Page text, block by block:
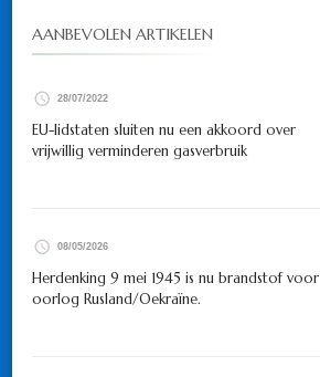
AANBEVOLEN ARTIKELEN
28/07/2022
EU-lidstaten sluiten nu een akkoord over
vrijwillig verminderen gasverbruik
08/05/2026
Herdenking 9 mei 1945 is nu brandstof voor
oorlog Rusland/Oekraïne.